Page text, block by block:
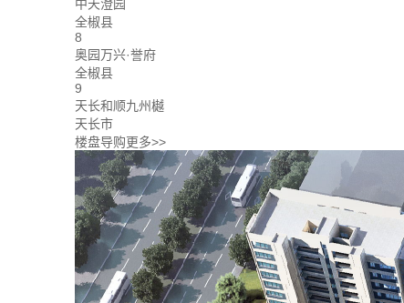
中天澄园
全椒县
8
奥园万兴·誉府
全椒县
9
天长和顺九州樾
天长市
楼盘导购更多>>